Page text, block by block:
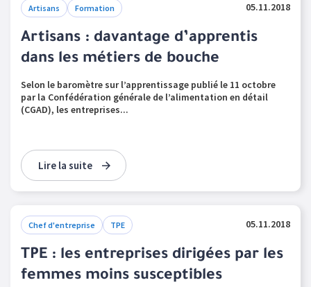
Artisans Formation 05.11.2018
Artisans : davantage d’apprentis
dans les métiers de bouche
Selon le baromètre sur l’apprentissage publié le 11 octobre
par la Confédération générale de l’alimentation en détail
(CGAD), les entreprises...
Lire la suite
Chef d'entreprise TPE 05.11.2018
TPE : les entreprises dirigées par les
femmes moins susceptibles